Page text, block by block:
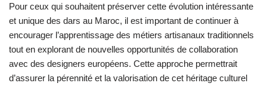
Pour ceux qui souhaitent préserver cette évolution intéressante
et unique des dars au Maroc, il est important de continuer à
encourager l’apprentissage des métiers artisanaux traditionnels
tout en explorant de nouvelles opportunités de collaboration
avec des designers européens. Cette approche permettrait
d’assurer la pérennité et la valorisation de cet héritage culturel